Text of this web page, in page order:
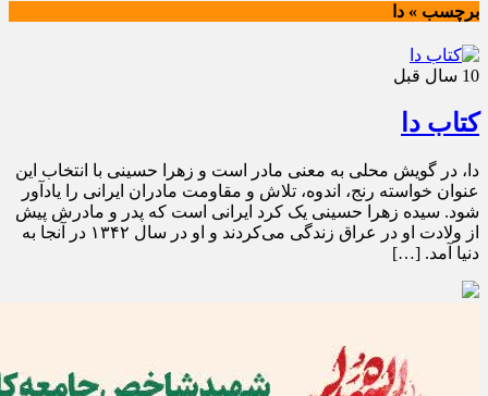
برچسب » دا
10 سال قبل
کتاب دا
دا، در گویش محلی به معنی مادر است و زهرا حسینی با انتخاب این
عنوان خواسته رنج، اندوه، تلاش و مقاومت مادران ایرانی را یادآور
شود. سیده زهرا حسینی یک کرد ایرانی است که پدر و مادرش پیش
از ولادت او در عراق زندگی می‌کردند و او در سال ١٣۴٢ در آنجا به
دنیا آمد. […]